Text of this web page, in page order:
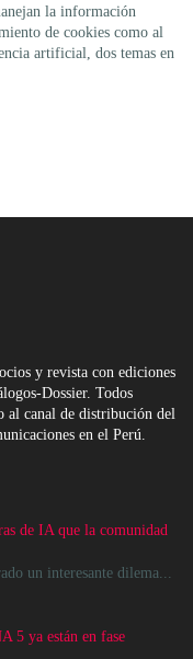
la información
de cookies como al
artificial, dos temas en
y revista con ediciones
Dossier. Todos
al canal de distribución del
en el Perú.
de IA que la comunidad
un interesante dilema...
5 ya están en fase